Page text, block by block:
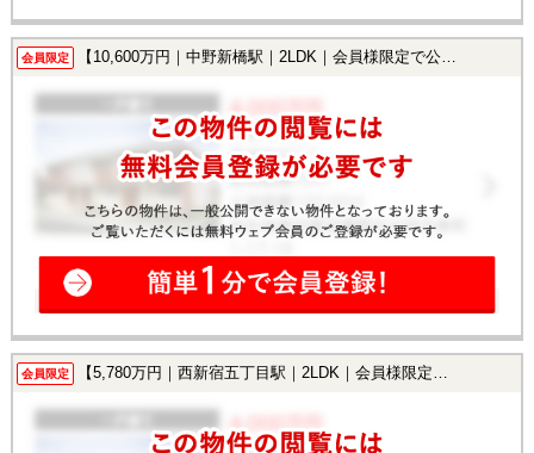
会員限定 【10,600万円｜中野新橋駅｜2LDK｜会員様限定で公開中！】
会員限定 【5,780万円｜西新宿五丁目駅｜2LDK｜会員様限定で公開中！】